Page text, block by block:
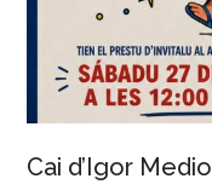
Cai d’Igor Medio